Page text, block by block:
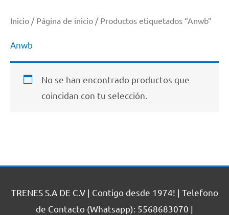
Inicio / Página de inicio / Productos etiquetados “Anwb”
Anwb
No se han encontrado productos que
coincidan con tu selección.
TRENES S.A DE C.V | Contigo desde 1974! | Telefono
de Contacto (Whatsapp): 5568683070 |